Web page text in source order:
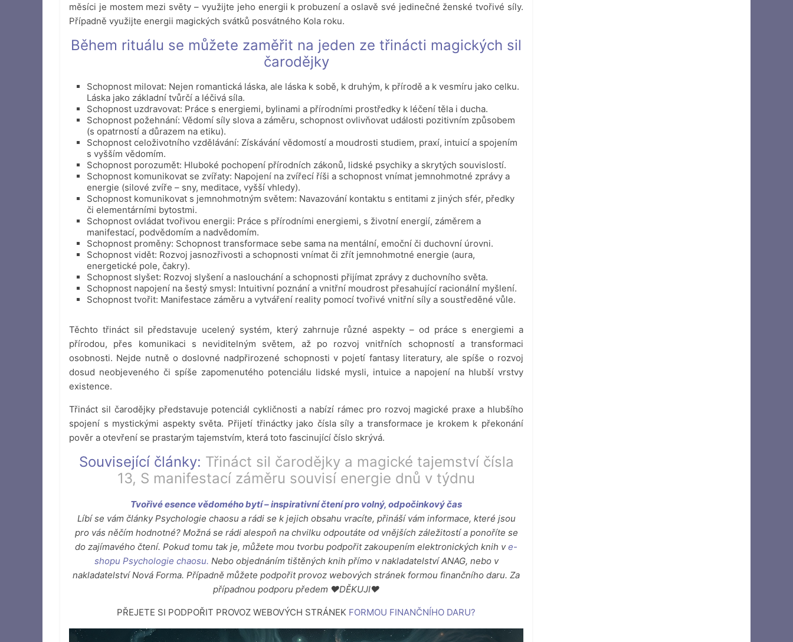
měsíci je mostem mezi světy – využijte jeho energii k probuzení a oslavě své jedinečné ženské tvořivé síly.
Případně využijte energii magických svátků posvátného Kola roku.
Během rituálu se můžete zaměřit na jeden ze třinácti magických sil
čarodějky
Schopnost milovat: Nejen romantická láska, ale láska k sobě, k druhým, k přírodě a k vesmíru jako celku.
Láska jako základní tvůrčí a léčivá síla.
Schopnost uzdravovat: Práce s energiemi, bylinami a přírodními prostředky k léčení těla i ducha.
Schopnost požehnání: Vědomí síly slova a záměru, schopnost ovlivňovat události pozitivním způsobem
(s opatrností a důrazem na etiku).
Schopnost celoživotního vzdělávání: Získávání vědomostí a moudrosti studiem, praxí, intuicí a spojením
s vyšším vědomím.
Schopnost porozumět: Hluboké pochopení přírodních zákonů, lidské psychiky a skrytých souvislostí.
Schopnost komunikovat se zvířaty: Napojení na zvířecí říši a schopnost vnímat jemnohmotné zprávy a
energie (silové zvíře – sny, meditace, vyšší vhledy).
Schopnost komunikovat s jemnohmotným světem: Navazování kontaktu s entitami z jiných sfér, předky
či elementárními bytostmi.
Schopnost ovládat tvořivou energii: Práce s přírodními energiemi, s životní energií, záměrem a
manifestací, podvědomím a nadvědomím.
Schopnost proměny: Schopnost transformace sebe sama na mentální, emoční či duchovní úrovni.
Schopnost vidět: Rozvoj jasnozřivosti a schopnosti vnímat či zřít jemnohmotné energie (aura,
energetické pole, čakry).
Schopnost slyšet: Rozvoj slyšení a naslouchání a schopnosti přijímat zprávy z duchovního světa.
Schopnost napojení na šestý smysl: Intuitivní poznání a vnitřní moudrost přesahující racionální myšlení.
Schopnost tvořit: Manifestace záměru a vytváření reality pomocí tvořivé vnitřní síly a soustředěné vůle.
Těchto třináct sil představuje ucelený systém, který zahrnuje různé aspekty – od práce s energiemi a
přírodou, přes komunikaci s neviditelným světem, až po rozvoj vnitřních schopností a transformaci
osobnosti. Nejde nutně o doslovné nadpřirozené schopnosti v pojetí fantasy literatury, ale spíše o rozvoj
dosud neobjeveného či spíše zapomenutého potenciálu lidské mysli, intuice a napojení na hlubší vrstvy
existence.
Třináct sil čarodějky představuje potenciál cykličnosti a nabízí rámec pro rozvoj magické praxe a hlubšího
spojení s mystickými aspekty světa. Přijetí třináctky jako čísla síly a transformace je krokem k překonání
pověr a otevření se prastarým tajemstvím, která toto fascinující číslo skrývá.
Související články: Třináct sil čarodějky a magické tajemství čísla
13, S manifestací záměru souvisí energie dnů v týdnu
Tvořivé esence vědomého bytí – inspirativní čtení pro volný, odpočinkový čas
Líbí se vám články Psychologie chaosu a rádi se k jejich obsahu vracíte, přináší vám informace, které jsou
pro vás něčím hodnotné? Možná se rádi alespoň na chvilku odpoutáte od vnějších záležitostí a ponoříte se
do zajímavého čtení. Pokud tomu tak je, můžete mou tvorbu podpořit zakoupením elektronických knih ve-
shopu Psychologie chaosu. Nebo objednáním tištěných knih přímo v nakladatelství ANAG, nebo v
nakladatelství Nová Forma. Případně můžete podpořit provoz webových stránek formou finančního daru. Za
případnou podporu předem ♥DĚKUJI♥
PŘEJETE SI PODPOŘIT PROVOZ WEBOVÝCH STRÁNEK FORMOU FINANČNÍHO DARU?